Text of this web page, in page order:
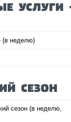
УСЛУГИ
(в неделю)
СЕЗОН
сезон (в неделю,